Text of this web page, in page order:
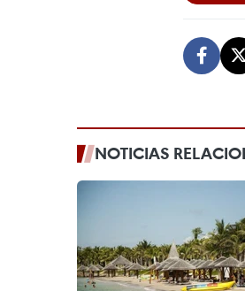
NOTICIAS